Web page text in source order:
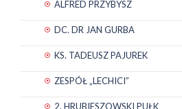
ALFRED PRZYBYSZ
DC. DR JAN GURBA
KS. TADEUSZ PAJUREK
ZESPÓŁ „LECHICI”
2. HRUBIESZOWSKI PUŁK